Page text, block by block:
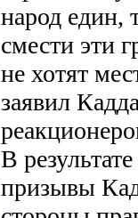
народ един,
смести эти
не хотят
заявил
В
призывы